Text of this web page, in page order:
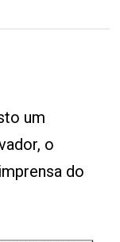
um
o
do